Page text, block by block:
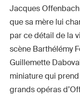
Jacques Offenbach
que sa mère lui
par ce détail de la
scène Barthélémy
Guillemette
miniature qui
grands opéras